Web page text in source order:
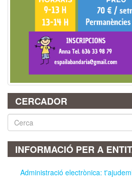
CERCADOR
INFORMACIÓ PER A
Administració electrònica: